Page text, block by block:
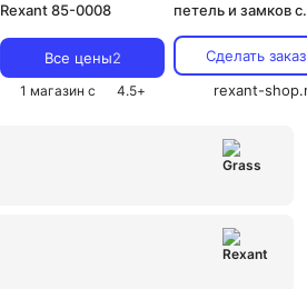
Rexant 85-0008
Все цены2
1 магазин с 4.5+
петель и замков с
Сделать заказ
rexant-